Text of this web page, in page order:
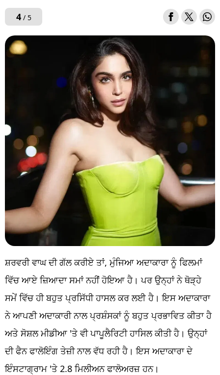
4/ 5
ਸ਼ਰਵਰੀ ਵਾਘ ਦੀ ਗੱਲ ਕਰੀਏ ਤਾਂ, ਮੁੰਜਿਆ ਅਦਾਕਾਰਾ ਨੂੰ ਫਿਲਮਾਂ
ਵਿੱਚ ਆਏ ਜ਼ਿਆਦਾ ਸਮਾਂ ਨਹੀਂ ਹੋਇਆ ਹੈ। ਪਰ ਉਨ੍ਹਾਂ ਨੇ ਥੋੜ੍ਹੇ
ਸਮੇਂ ਵਿੱਚ ਹੀ ਬਹੁਤ ਪ੍ਰਸਿੱਧੀ ਹਾਸਲ ਕਰ ਲਈ ਹੈ। ਇਸ ਅਦਾਕਾਰਾ
ਨੇ ਆਪਣੀ ਅਦਾਕਾਰੀ ਨਾਲ ਪ੍ਰਸ਼ੰਸਕਾਂ ਨੂੰ ਬਹੁਤ ਪ੍ਰਭਾਵਿਤ ਕੀਤਾ ਹੈ
ਅਤੇ ਸੋਸ਼ਲ ਮੀਡੀਆ 'ਤੇ ਵੀ ਪਾਪੂਲੈਰਿਟੀ ਹਾਸਿਲ ਕੀਤੀ ਹੈ। ਉਨ੍ਹਾਂ
ਦੀ ਫੈਨ ਫਾਲੋਇੰਗ ਤੇਜ਼ੀ ਨਾਲ ਵੱਧ ਰਹੀ ਹੈ। ਇਸ ਅਦਾਕਾਰਾ ਦੇ
ਇੰਸਟਾਗ੍ਰਾਮ 'ਤੇ 2.8 ਮਿਲੀਅਨ ਫਾਲੋਅਰਜ਼ ਹਨ।